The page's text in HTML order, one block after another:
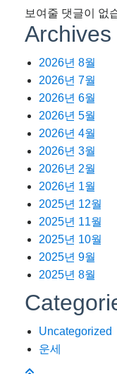
보여줄 댓글이 없
Archives
2026년 8월
2026년 7월
2026년 6월
2026년 5월
2026년 4월
2026년 3월
2026년 2월
2026년 1월
2025년 12월
2025년 11월
2025년 10월
2025년 9월
2025년 8월
Uncategorized
운세